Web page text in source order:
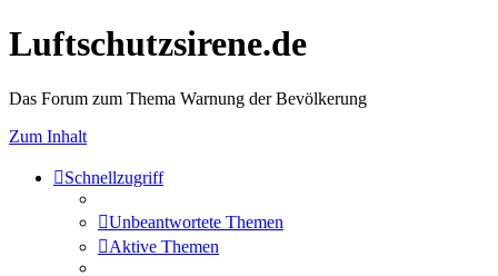
Luftschutzsirene.de
Das Forum zum Thema Warnung der Bevölkerung
Zum Inhalt
Schnellzugriff
Unbeantwortete Themen
Aktive Themen